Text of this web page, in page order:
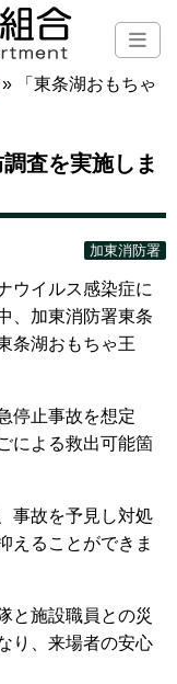
»
「東条湖おもちゃ
査を実施しま
加東消防署
ウイルス感染症に
、加東消防署東条
条湖おもちゃ王
停止事故を想定
による救出可能箇
事故を予見し対処
えることができま
と施設職員との災
り、来場者の安心